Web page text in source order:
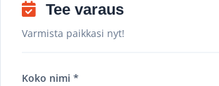
Tee varaus
Varmista paikkasi nyt!
Koko nimi *